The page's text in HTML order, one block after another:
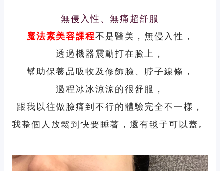
無侵入性、無痛超舒服
魔法素美容課程不是醫美，無侵入性，
透過機器震動打在臉上，
幫助保養品吸收及修飾臉、脖子線條，
過程冰冰涼涼的很舒服，
跟我以往做臉痛到不行的體驗完全不一樣，
我整個人放鬆到快要睡著，還有毯子可以蓋。